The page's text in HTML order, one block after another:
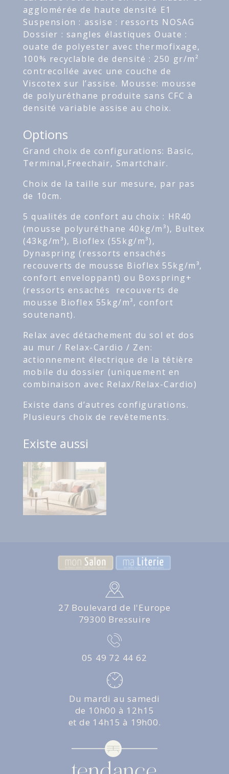
agglomérée de haute densité E1
Suspension : assise : ressorts NOSAG
Dossier : sangles élastiques Ouate :
ouate de polyester avec thermofixage,
100% recyclable de densité : 250 gr/m²
contrecollée avec une couche de
Viscotex sur l’assise. Mousse: mousse
de polyuréthane produite sans CFC à
densité variable assise au choix.
Options
Grand choix de configurations: Basic,
Terminal,Freechair, Smartchair.
Choix de la taille sur mesure, par pas
de 10cm.
5 qualités de confort au choix : HR40
(mousse polyuréthane 40kg/m³), Bultex
(43kg/m³), Bioflex (55kg/m³),
Dynaspring (ressorts ensachés
recouverts de mousse Bioflex 55kg/m³,
confort enveloppant) ou Boxspring+
(ressorts ensachés recouverts de
mousse Bioflex 55kg/m³, confort
soutenant).
Relax avec détachement du sol et dos
au mur / Relax-Cardio / Zen:
actionnement électrique de la têtière
mobile du dossier (uniquement en
combinaison avec Relax/Relax-Cardio)
Existe dans d’autres configurations.
Plusieurs choix de revêtements.
Existe aussi
27 Boulevard de l'Europe
79300 Bressuire
05 49 72 44 62
Du mardi au samedi
de 10h00 à 12h15
et de 14h15 à 19h00.